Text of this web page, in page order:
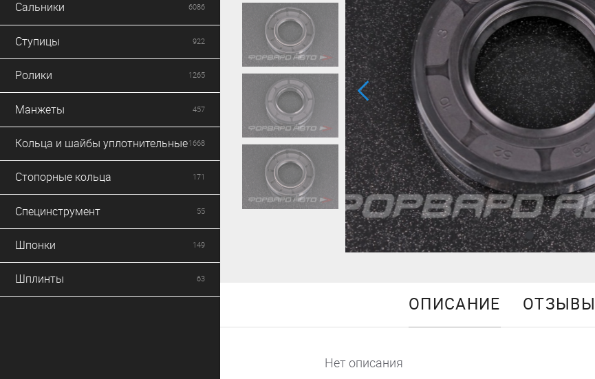
Сальники 6086
Ступицы 922
Ролики 1265
Манжеты 457
Кольца и шайбы уплотнительные1668
Стопорные кольца 171
Специнструмент 55
Шпонки 149
Шплинты 63
ОПИСАНИЕ ОТЗЫВЫ
Нет описания